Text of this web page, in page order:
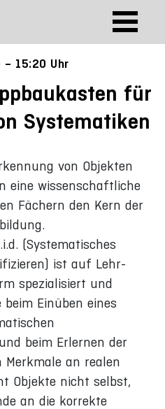
– 15:20 Uhr
für
Systematiken
von Objekten
eine wissenschaftliche
Fächern den Kern der
(Systematisches
ist auf Lehr-
spezialisiert und
Einüben eines
beim Erlernen der
Merkmale an realen
Objekte nicht selbst,
an die korrekte